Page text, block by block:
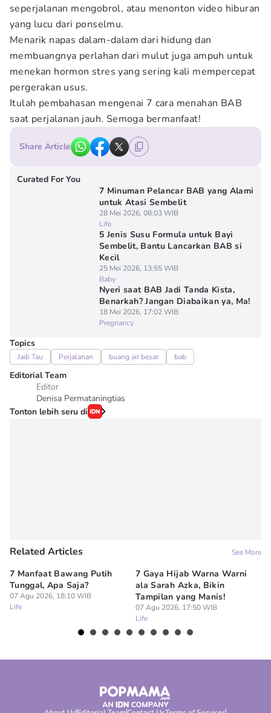
seperjalanan mengobrol, atau menonton video hiburan
yang lucu dari ponselmu.
Menarik napas dalam-dalam dari hidung dan
membuangnya perlahan dari mulut juga ampuh untuk
menekan hormon stres yang sering kali mempercepat
pergerakan usus.
Itulah pembahasan mengenai 7 cara menahan BAB
saat perjalanan jauh. Semoga bermanfaat!
Share Article
Curated For You
7 Minuman Pelancar BAB yang Alami
untuk Atasi Sembelit
28 Mei 2026, 08:03 WIB
Life
5 Jenis Susu Formula untuk Bayi
Sembelit, Bantu Lancarkan BAB si
Kecil
25 Mei 2026, 13:55 WIB
Baby
Nyeri saat BAB Jadi Tanda Kista,
Benarkah? Jangan Diabaikan ya, Ma!
18 Mei 2026, 17:02 WIB
Pregnancy
Topics
Jadi Tau Perjalanan buang air besar bab
Editorial Team
Editor
Denisa Permataningtias
Tonton lebih seru di
Related Articles See More
7 Manfaat Bawang Putih
Tunggal, Apa Saja?
07 Agu 2026, 18:10 WIB
Life
7 Gaya Hijab Warna Warni
ala Sarah Azka, Bikin
Tampilan yang Manis!
07 Agu 2026, 17:50 WIB
Life